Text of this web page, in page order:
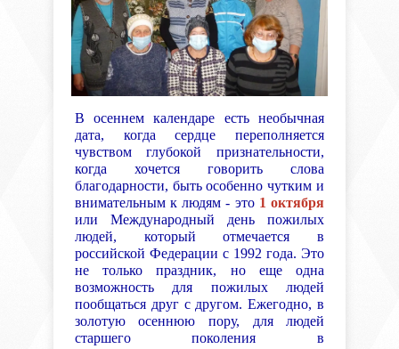
В осеннем календаре есть необычная
дата, когда сердце переполняется
чувством глубокой признательности,
когда хочется говорить слова
благодарности, быть особенно чутким и
внимательным к людям - это 1 октября
или Международный день пожилых
людей, который отмечается в
российской Федерации с 1992 года. Это
не только праздник, но еще одна
возможность для пожилых людей
пообщаться друг с другом. Ежегодно, в
золотую осеннюю пору, для людей
старшего поколения в